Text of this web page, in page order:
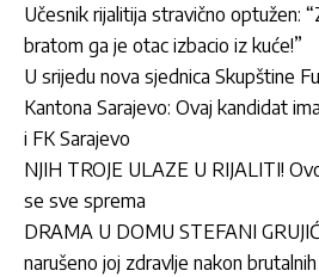
Učesnik rijalitija stravično optužen:
bratom ga je otac izbacio iz kuće!”
U srijedu nova sjednica Skupštine
Kantona Sarajevo: Ovaj kandidat
i FK Sarajevo
NJIH TROJE ULAZE U RIJALITI!
se sve sprema
DRAMA U DOMU STEFANI
narušeno joj zdravlje nakon